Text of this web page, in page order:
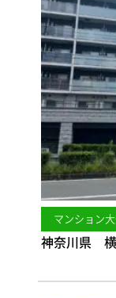
マンション
神奈川県